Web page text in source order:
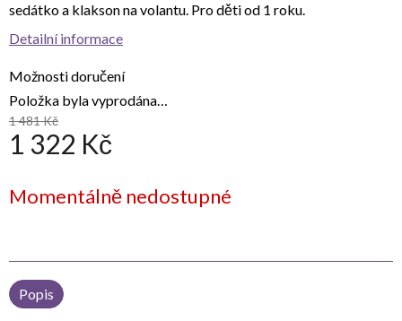
1 481 Kč
1 322 Kč
cena:
Momentálně nedostupné
Možnosti doručení
Položka byla vyprodána…
sedátko a klakson na volantu. Pro děti od 1 roku.
Detailní informace
Popis